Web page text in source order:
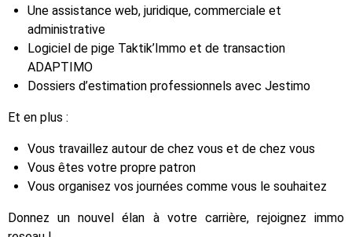
Une assistance web, juridique, commerciale et
administrative
Logiciel de pige Taktik’Immo et de transaction
ADAPTIMO
Dossiers d’estimation professionnels avec Jestimo
Et en plus :
Vous travaillez autour de chez vous et de chez vous
Vous êtes votre propre patron
Vous organisez vos journées comme vous le souhaitez
Donnez un nouvel élan à votre carrière, rejoignez immo